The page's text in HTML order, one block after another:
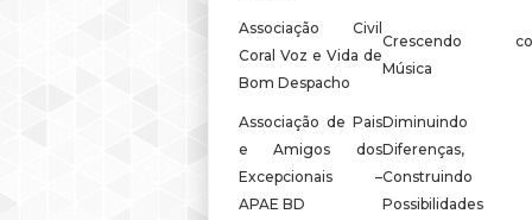
Associação Civil
Coral Voz e Vida de
Bom Despacho
Crescendo
Música
Associação de Pais
e Amigos dos
Excepcionais –
APAE BD
Diminuindo
Diferenças,
Construindo
Possibilidades